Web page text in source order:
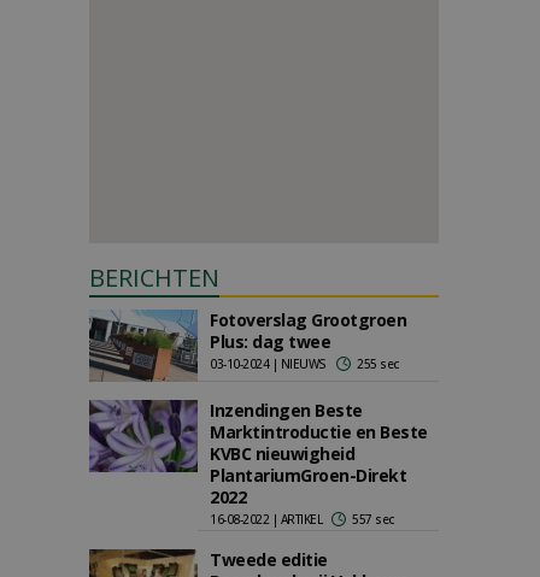
BERICHTEN
Fotoverslag Grootgroen
Plus: dag twee
03-10-2024 | NIEUWS 255 sec
Inzendingen Beste
Marktintroductie en Beste
KVBC nieuwigheid
PlantariumGroen-Direkt
2022
16-08-2022 | ARTIKEL 557 sec
Tweede editie